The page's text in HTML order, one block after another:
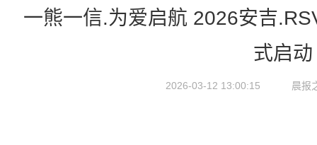
一熊一信.为爱启航 2026安吉
式启动
2026-03-12 13:00:15 晨报